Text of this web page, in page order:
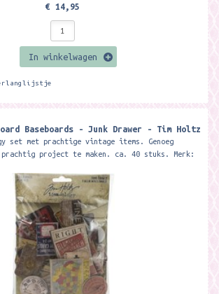
€ 14,95
In winkelwagen
Baseboards - Junk Drawer - Tim Holtz
set met prachtige vintage items. Genoeg
prachtig project te maken. ca. 40 stuks. Merk: